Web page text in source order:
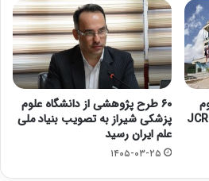
۶۰ طرح پژوهشی از دانشگاه علوم
پزشکی شیراز به تصویب بنیاد ملی
علم ایران رسید
۱۴۰۵-۰۳-۲۵